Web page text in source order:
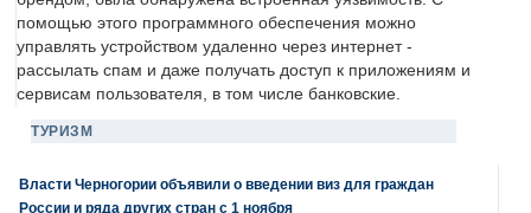
помощью этого программного обеспечения можно
управлять устройством удаленно через интернет -
рассылать спам и даже получать доступ к приложениям и
сервисам пользователя, в том числе банковские.
ТУРИЗМ
Власти Черногории объявили о введении виз для граждан
России и ряда других стран с 1 ноября